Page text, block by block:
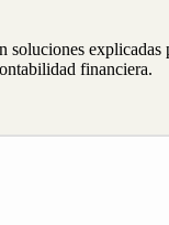
explicadas
financiera.